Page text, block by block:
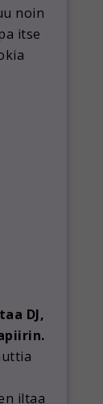
noin
itse
DJ,
iltaa